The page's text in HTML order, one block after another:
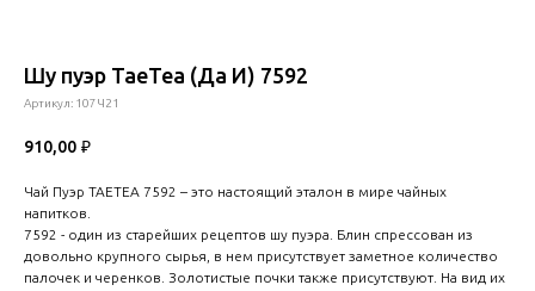
Шу пуэр TaeTea (Да И) 7592
Артикул: 107Ч21
910,00 ₽
Чай Пуэр ТАЕТЕА 7592 – это настоящий эталон в мире чайных
напитков.
7592 - один из старейших рецептов шу пуэра. Блин спрессован из
довольно крупного сырья, в нем присутствует заметное количество
палочек и черенков. Золотистые почки также присутствуют. На вид их